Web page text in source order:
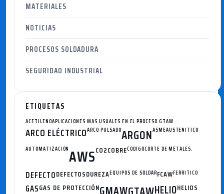
MATERIALES
NOTICIAS
PROCESOS SOLDADURA
SEGURIDAD INDUSTRIAL
ETIQUETAS
ACETILENOAPLICACIONES MAS USUALES EN EL PROCESO GTAW
ARCO ELÉCTRICOARCO PULSADOARGONASMEAUSTENITICO
AUTOMATIZACIÓNAWSCO2COBRECODIGOCORTE DE METALES.
DEFECTODEFECTOSDUREZAEQUIPOS DE SOLDARFCAWFERRITICO
GASGAS DE PROTECCIÓN HELIOHELIOS